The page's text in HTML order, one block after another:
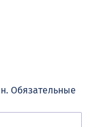
Обязательные